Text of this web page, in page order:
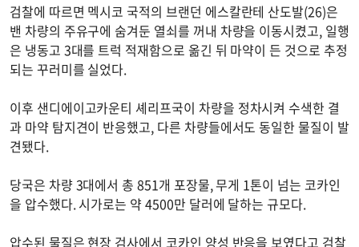
검찰에 따르면 멕시코 국적의 브랜던 에스칼란테 산도발(26)은
밴 차량의 주유구에 숨겨둔 열쇠를 꺼내 차량을 이동시켰고, 일행
은 냉동고 3대를 트럭 적재함으로 옮긴 뒤 마약이 든 것으로 추정
되는 꾸러미를 실었다.
이후 샌디에이고카운티 셰리프국이 차량을 정차시켜 수색한 결
과 마약 탐지견이 반응했고, 다른 차량들에서도 동일한 물질이 발
견됐다.
당국은 차량 3대에서 총 851개 포장물, 무게 1톤이 넘는 코카인
을 압수했다. 시가로는 약 4500만 달러에 달하는 규모다.
압수된 물질은 현장 검사에서 코카인 양성 반응을 보였다고 검찰